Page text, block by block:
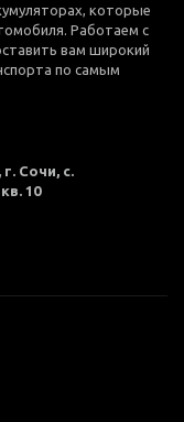
которые
Работаем с
вам широкий
по самым
Сочи, с.
10